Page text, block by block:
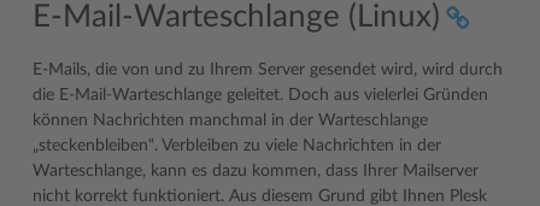
E-Mail-Warteschlange (Linux)
E-Mails, die von und zu Ihrem Server gesendet wird, wird durch
die E-Mail-Warteschlange geleitet. Doch aus vielerlei Gründen
können Nachrichten manchmal in der Warteschlange
„steckenbleiben“. Verbleiben zu viele Nachrichten in der
Warteschlange, kann es dazu kommen, dass Ihrer Mailserver
nicht korrekt funktioniert. Aus diesem Grund gibt Ihnen Plesk